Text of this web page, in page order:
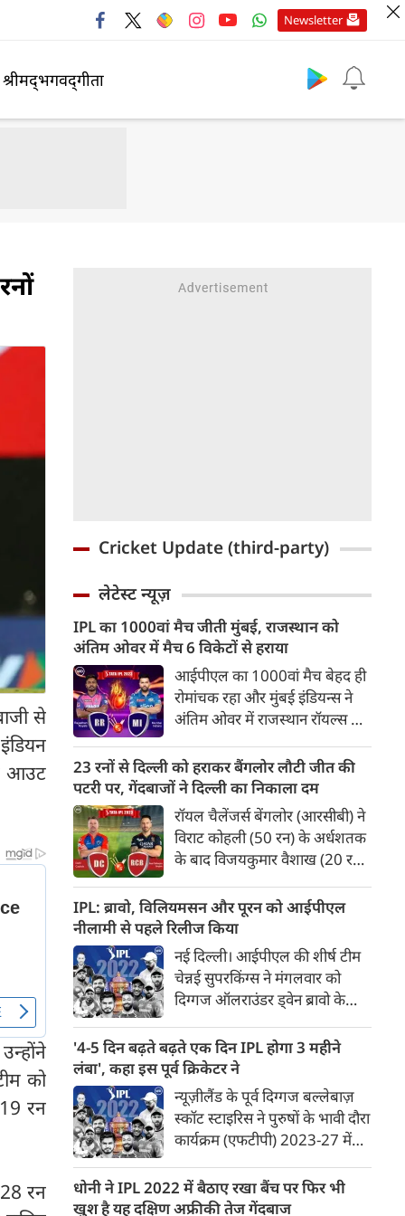
Newsletter
श्रीमद्‍भगवद्‍गीता
से
आउट
को
रन
रन
Cricket Update (third-party)
लेटेस्ट न्यूज़
IPL का 1000वां मैच जीती मुंबई, राजस्थान को
अंतिम ओवर में मैच 6 विकेटों से हराया
आईपीएल का 1000वां मैच बेहद ही
रोमांचक रहा और मुंबई इंडियन्स ने
अंतिम ओवर में राजस्थान रॉयल्स को
बल्लेबाजी करते हुए राजस्थान
रॉयल्स ने 20 ओवरों में 213 रन
बनाए लेकिन यह भी कम पड़ गए।
मुंबई इंडियन्स ने 3 गेंदें रहते सिर्फ 4
विकेट खोकर इस पहाड़नुमा लक्ष्य को
पा लिया।
23 रनों से दिल्ली को हराकर बैंगलोर लौटी जीत की
पटरी पर, गेंदबाजों ने दिल्ली का निकाला दम
रॉयल चैलेंजर्स बेंगलोर (आरसीबी) ने
विराट कोहली (50 रन) के अर्धशतक
के बाद विजयकुमार वैशाख (20 रन
से शनिवार को यहां इंडियन प्रीमियर
लीग (आईपीएल) मैच में दिल्ली
कैपिटल्स को 23 रन से पराजित
किया।दिल्ली कैपिटल्स अभी तक
पांच मैचों में जीत का खाता भी नहीं
खोल सकी है और लगातार पांचवीं
हार से तालिका में अंतिम स्थान पर
बरकरार है। कुलदीप यादव की
अगुआई में दिल्ली कैपिटल्स के
स्पिनरों ने मध्य ओवरों में कसी
गेंदबाजी की जिससे एक समय बड़े
स्कोर की ओर बढ़ती दिख रही
आरसीबी छह विकेट पर 174 रन ही
बना सकी।कोहली (34 गेंद, छह
चौके, एक छक्का) के टूर्नामेंट में तीसरे
IPL: ब्रावो, विलियमसन और पूरन को आईपीएल
नीलामी से पहले रिलीज किया
नई दिल्ली। आईपीएल की शीर्ष टीम
चेन्नई सुपरकिंग्स ने मंगलवार को
दिग्गज ऑलराउंडर ड्वेन ब्रावो के
संबंध समाप्त कर दिया जबकि
सनराइजर्स हैदराबाद ने इंडियन
प्रीमियर लीग की 'मिनी' नीलामी से
पहले स्टार बल्लेबाज केन
विलियमसन को 'रिलीज' कर दिया।
'4-5 दिन बढ़ते बढ़ते एक दिन IPL होगा 3 महीने
लंबा', कहा इस पूर्व क्रिकेटर ने
न्यूज़ीलैंड के पूर्व दिग्गज बल्लेबाज़
स्कॉट स्टाइरिस ने पुरुषों के भावी दौरा
कार्यक्रम (एफटीपी) 2023-27 में
2.5 माह की विंडो दिये जाने का
समर्थन किया है। आईसीसी ने हाल ही
धोनी ने IPL 2022 में बैठाए रखा बैंच पर फिर भी
खुश है यह दक्षिण अफ्रीकी तेज गेंदबाज